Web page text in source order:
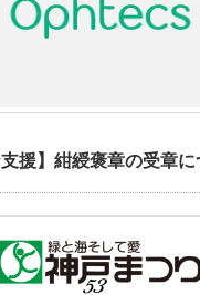
支援】紺綬褒章の受章